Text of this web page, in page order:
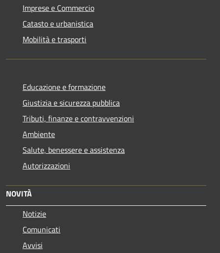
Imprese e Commercio
Catasto e urbanistica
Mobilità e trasporti
Educazione e formazione
Giustizia e sicurezza pubblica
Tributi, finanze e contravvenzioni
Ambiente
Salute, benessere e assistenza
Autorizzazioni
NOVITÀ
Notizie
Comunicati
Avvisi